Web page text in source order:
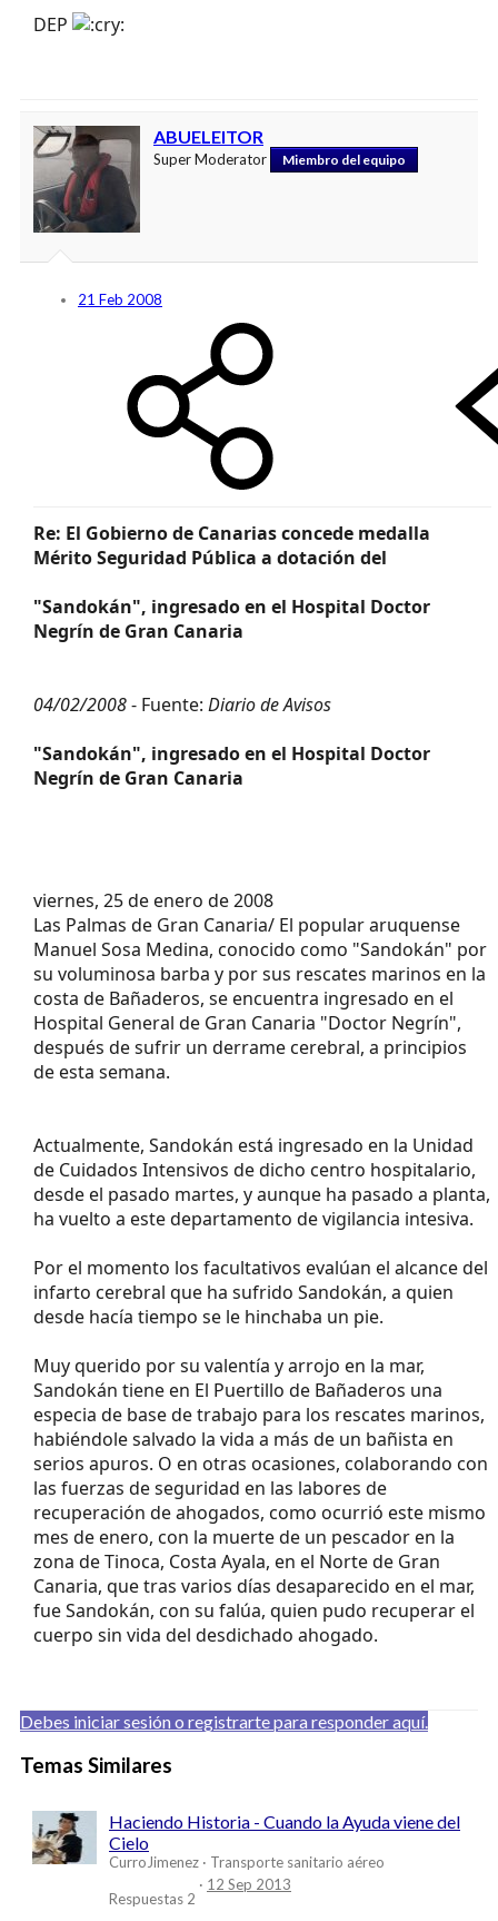
DEP
ABUELEITOR
Super Moderator Miembro del equipo
21 Feb 2008
Re: El Gobierno de Canarias concede medalla
Mérito Seguridad Pública a dotación del
"Sandokán", ingresado en el Hospital Doctor
Negrín de Gran Canaria
04/02/2008- Fuente: Diario de Avisos
"Sandokán", ingresado en el Hospital Doctor
Negrín de Gran Canaria
viernes, 25 de enero de 2008
Las Palmas de Gran Canaria/ El popular aruquense
Manuel Sosa Medina, conocido como "Sandokán" por
su voluminosa barba y por sus rescates marinos en la
costa de Bañaderos, se encuentra ingresado en el
Hospital General de Gran Canaria "Doctor Negrín",
después de sufrir un derrame cerebral, a principios
de esta semana.
Actualmente, Sandokán está ingresado en la Unidad
de Cuidados Intensivos de dicho centro hospitalario,
desde el pasado martes, y aunque ha pasado a planta,
ha vuelto a este departamento de vigilancia intesiva.
Por el momento los facultativos evalúan el alcance del
infarto cerebral que ha sufrido Sandokán, a quien
desde hacía tiempo se le hinchaba un pie.
Muy querido por su valentía y arrojo en la mar,
Sandokán tiene en El Puertillo de Bañaderos una
especia de base de trabajo para los rescates marinos,
habiéndole salvado la vida a más de un bañista en
serios apuros. O en otras ocasiones, colaborando con
las fuerzas de seguridad en las labores de
recuperación de ahogados, como ocurrió este mismo
mes de enero, con la muerte de un pescador en la
zona de Tinoca, Costa Ayala, en el Norte de Gran
Canaria, que tras varios días desaparecido en el mar,
fue Sandokán, con su falúa, quien pudo recuperar el
cuerpo sin vida del desdichado ahogado.
Debes iniciar sesión o registrarte para responder aquí.
Temas Similares
Haciendo Historia - Cuando la Ayuda viene del
Cielo
CurroJimenez Transporte sanitario aéreo
Respuestas 2
12 Sep 2013